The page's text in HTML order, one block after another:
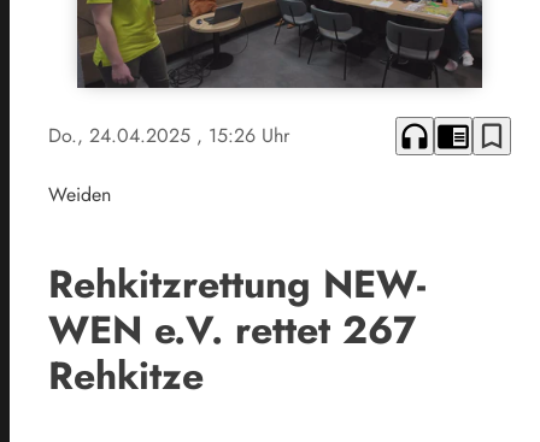
Do., 24.04.2025 , 15:26 Uhr headphones chrome_reader_mode bookmark_border
Weiden
Rehkitzrettung NEW-
WEN e.V. rettet 267
Rehkitze